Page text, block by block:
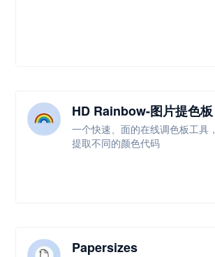
HD Rainbow-图片提色板
一个快速、面的在线调色板工具
提取不同的颜色代码
Papersizes